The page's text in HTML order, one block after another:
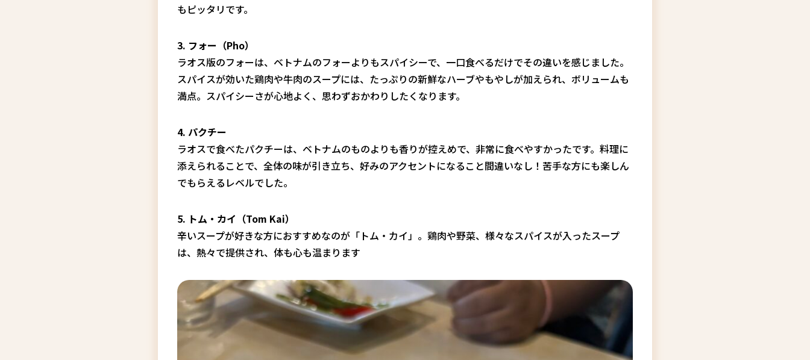
もピッタリです。
3. フォー（Pho）
ラオス版のフォーは、ベトナムのフォーよりもスパイシーで、一口食べるだけでその違いを感じました。
スパイスが効いた鶏肉や牛肉のスープには、たっぷりの新鮮なハーブやもやしが加えられ、ボリュームも
満点。スパイシーさが心地よく、思わずおかわりしたくなります。
4. パクチー
ラオスで食べたパクチーは、ベトナムのものよりも香りが控えめで、非常に食べやすかったです。料理に
添えられることで、全体の味が引き立ち、好みのアクセントになること間違いなし！苦手な方にも楽しん
でもらえるレベルでした。
5. トム・カイ（Tom Kai）
辛いスープが好きな方におすすめなのが「トム・カイ」。鶏肉や野菜、様々なスパイスが入ったスープ
は、熱々で提供され、体も心も温まります